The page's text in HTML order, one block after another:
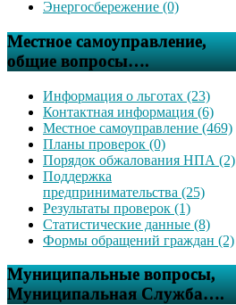
Энергосбережение (0)
Местное самоуправление,
общие вопросы….
Информация о льготах (23)
Контактная информация (6)
Местное самоуправление (469)
Планы проверок (0)
Порядок обжалования НПА (2)
Поддержка
предпринимательства (25)
Результаты проверок (1)
Статистические данные (8)
Формы обращений граждан (2)
Муниципальные вопросы,
Муниципальная Служба….